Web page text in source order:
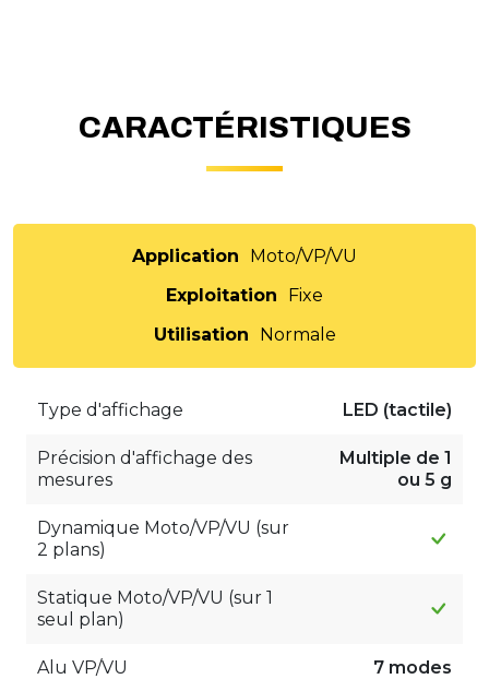
CARACTÉRISTIQUES
Application
Moto/VP/VU
Exploitation
Fixe
Utilisation
Normale
Type d'affichage LED (tactile)
Précision d'affichage des
mesures
Multiple de 1
ou 5 g
Dynamique Moto/VP/VU (sur
2 plans)
Statique Moto/VP/VU (sur 1
seul plan)
Alu VP/VU 7 modes